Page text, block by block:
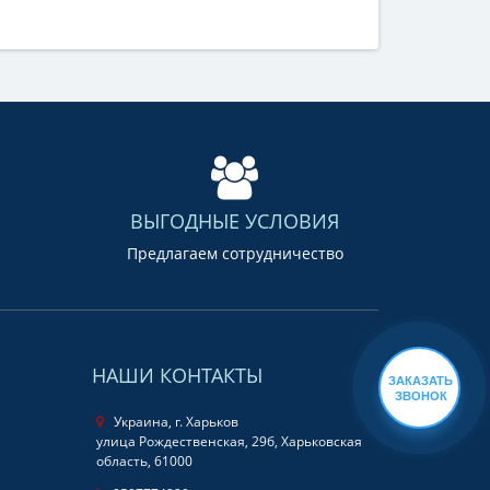
ВЫГОДНЫЕ УСЛОВИЯ
Предлагаем сотрудничество
НАШИ КОНТАКТЫ
Украина, г. Харьков
улица Рождественская, 29б, Харьковская
область, 61000
ЗАКАЗАТЬ
ЗВОНОК